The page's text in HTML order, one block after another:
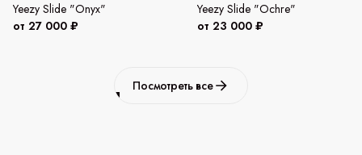
Yeezy Slide "Onyx"
от 27 000 ₽
Yeezy Slide "Ochre"
от 23 000 ₽
Посмотреть все